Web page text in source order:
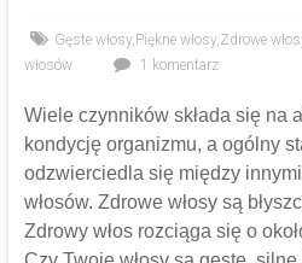
Gęste włosy, Piękne włosy,Zdrowe
włosów
1 komentarz
Wiele czynników składa się na
kondycję organizmu, a ogólny
odzwierciedla się między
włosów. Zdrowe włosy są
Zdrowy włos rozciąga się o